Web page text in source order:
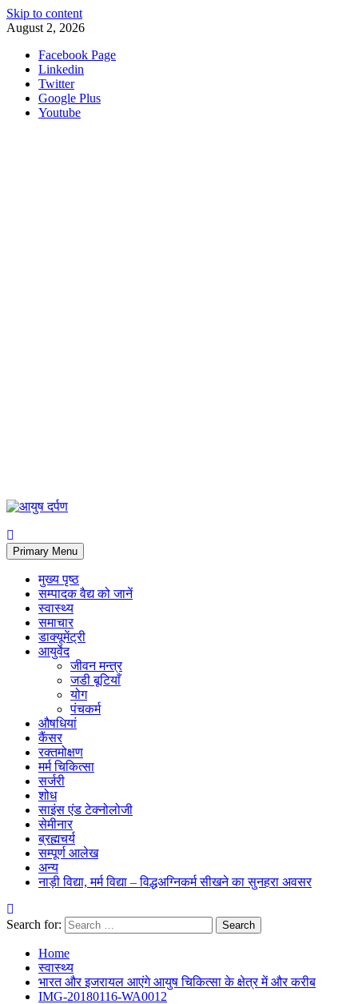
Skip to content
August 2, 2026
Facebook Page
Linkedin
Twitter
Google Plus
Youtube
Primary Menu
मुख्य पृष्ठ
सम्पादक वैद्य को जानें
स्वास्थ्य
समाचार
डाक्यूमेंट्री
आयुर्वेद
जीवन मन्त्र
जडी बूटियाँ
योग
पंचकर्म
औषधियां
कैंसर
रक्तमोक्षण
मर्म चिकित्सा
सर्जरी
शोध
साइंस एंड टेक्नोलोजी
सेमीनार
ब्रह्मचर्य
सम्पूर्ण आलेख
अन्य
नाड़ी विद्या, मर्म विद्या – विद्धअग्निकर्म सीखने का सुनहरा अवसर
Search for:
Home
स्वास्थ्य
भारत और इजरायल आएंगे आयुष चिकित्सा के क्षेत्र में और करीब
IMG-20180116-WA0012